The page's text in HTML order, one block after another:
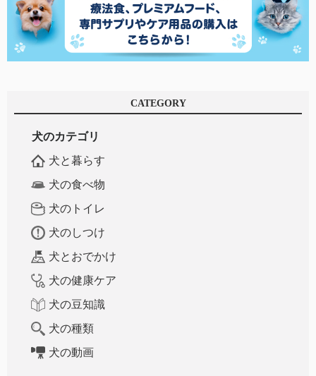
CATEGORY
犬のカテゴリ
犬と暮らす
犬の食べ物
犬のトイレ
犬のしつけ
犬とおでかけ
犬の健康ケア
犬の豆知識
犬の種類
犬の動画